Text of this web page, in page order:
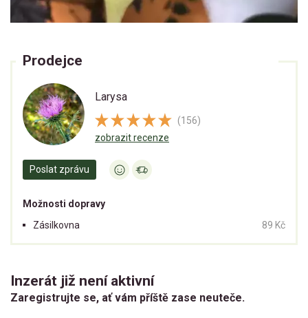
Prodejce
Larysa
(156)
zobrazit recenze
Poslat zprávu
Možnosti dopravy
Zásilkovna
89 Kč
Inzerát již není aktivní
Zaregistrujte se, ať vám příště zase neuteče.